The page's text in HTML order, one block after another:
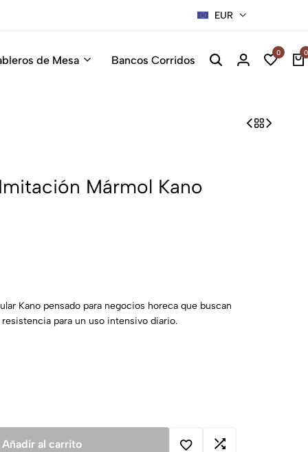
EUR
de Mesa Bancos Corridos
0 0
Mármol Kano
Kano pensado para negocios horeca que buscan
para un uso intensivo diario.
Añadir al carrito